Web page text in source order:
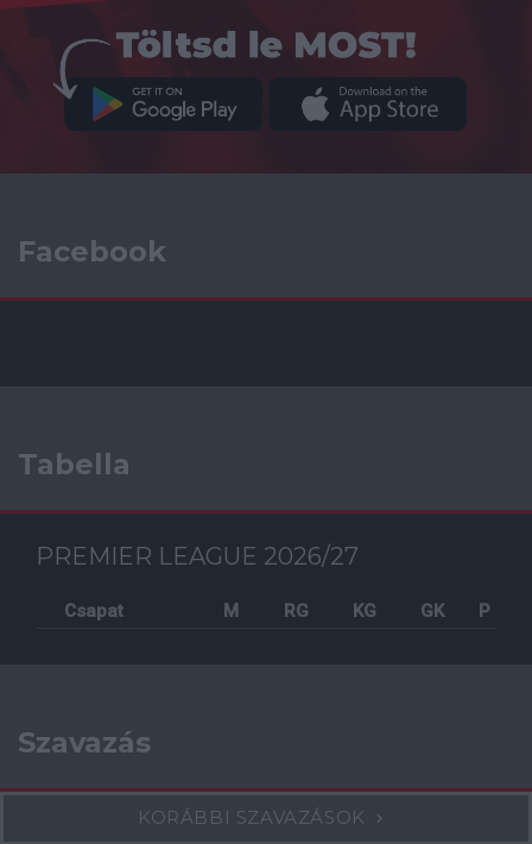
Facebook
Tabella
PREMIER LEAGUE 2026/27
Csapat M RG KG GK P
Szavazás
KORÁBBI SZAVAZÁSOK